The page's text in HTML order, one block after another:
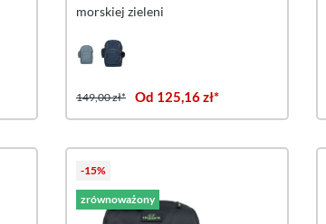
morskiej zieleni
149,00 zł* Od 125,16 zł*
-15%
zrównoważony